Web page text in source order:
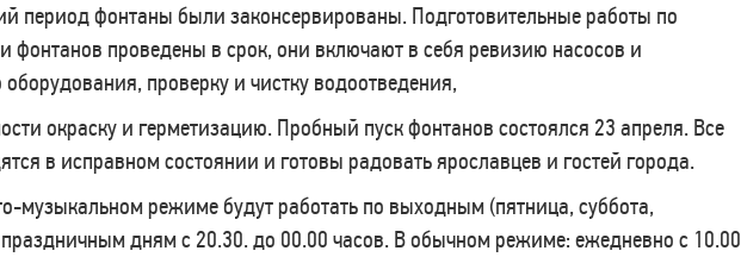
период фонтаны были законсервированы. Подготовительные работы по
фонтанов проведены в срок, они включают в себя ревизию насосов и
оборудования, проверку и чистку водоотведения,
окраску и герметизацию. Пробный пуск фонтанов состоялся 23 апреля. Все
в исправном состоянии и готовы радовать ярославцев и гостей города.
музыкальном режиме будут работать по выходным (пятница, суббота,
праздничным дням с 20.30. до 00.00 часов. В обычном режиме: ежедневно с 10.00